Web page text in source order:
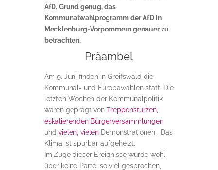
AfD. Grund genug, das
Kommunalwahlprogramm der AfD in
Mecklenburg-Vorpommern genauer zu
betrachten.
Präambel
Am 9. Juni finden in Greifswald die
Kommunal- und Europawahlen statt. Die
letzten Wochen der Kommunalpolitik
waren geprägt von Treppenstürzen,
eskalierenden Bürgerversammlungen
und vielen, vielenDemonstrationen . Das
Klima ist spürbar aufgeheizt.
Im Zuge dieser Ereignisse wurde wohl
über keine Partei so viel gesprochen,